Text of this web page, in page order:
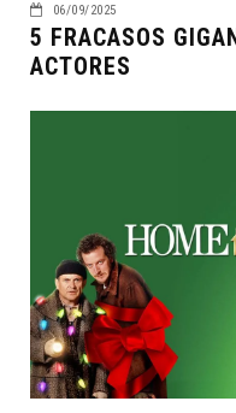
06/09/2025
5 FRACASOS
ACTORES